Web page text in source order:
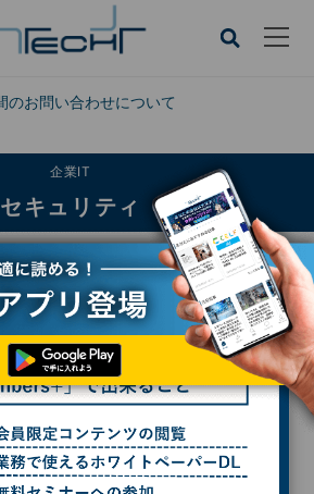
のお問い合わせについて
CLOSE
企業IT
セキュリティ
リティ
実態 - 手口の高度化と被害の急拡大
ル詐欺の実態 - 手口の高度